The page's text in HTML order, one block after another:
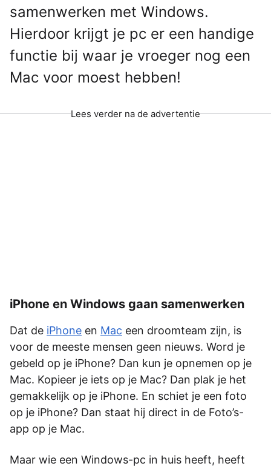
samenwerken met Windows.
Hierdoor krijgt je pc er een handige
functie bij waar je vroeger nog een
Mac voor moest hebben!
Lees verder na de advertentie
iPhone en Windows gaan samenwerken
Dat de iPhone en Mac een droomteam zijn, is
voor de meeste mensen geen nieuws. Word je
gebeld op je iPhone? Dan kun je opnemen op je
Mac. Kopieer je iets op je Mac? Dan plak je het
gemakkelijk op je iPhone. En schiet je een foto
op je iPhone? Dan staat hij direct in de Foto’s-
app op je Mac.
Maar wie een Windows-pc in huis heeft, heeft